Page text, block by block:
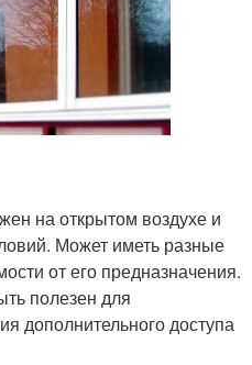
на открытом воздухе и
Может иметь разные
от его предназначения.
полезен для
дополнительного доступа